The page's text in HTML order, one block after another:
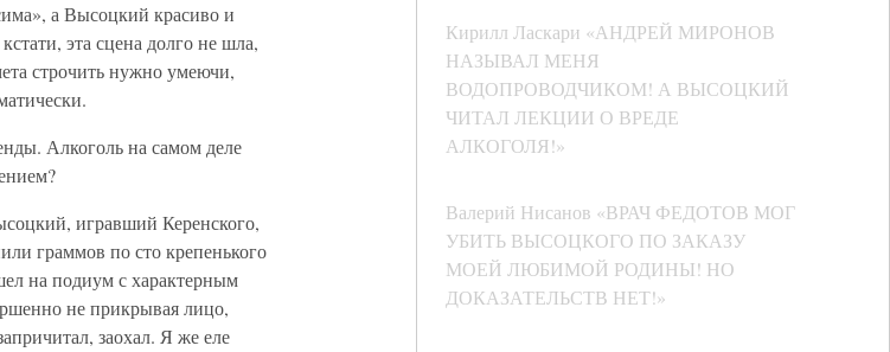
Кирилл Ласкари «АНДРЕЙ МИРОНОВ
НАЗЫВАЛ МЕНЯ
ВОДОПРОВОДЧИКОМ! А ВЫСОЦКИЙ
ЧИТАЛ ЛЕКЦИИ О ВРЕДЕ
АЛКОГОЛЯ!»
Валерий Нисанов «ВРАЧ ФЕДОТОВ МОГ
УБИТЬ ВЫСОЦКОГО ПО ЗАКАЗУ
МОЕЙ ЛЮБИМОЙ РОДИНЫ! НО
ДОКАЗАТЕЛЬСТВ НЕТ!»
а Высоцкий красиво и
эта сцена долго не шла,
строчить нужно умеючи,
Алкоголь на самом деле
игравший Керенского,
граммов по сто крепенького
на подиум с характерным
не прикрывая лицо,
заохал. Я же еле